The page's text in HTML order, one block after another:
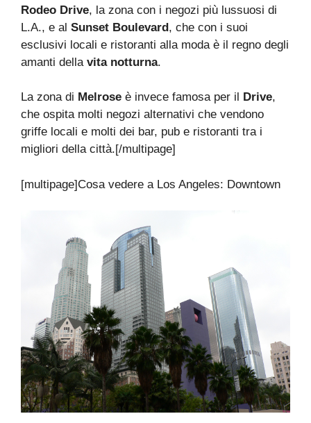
Rodeo Drive, la zona con i negozi più lussuosi di
L.A., e al Sunset Boulevard, che con i suoi
esclusivi locali e ristoranti alla moda è il regno degli
amanti della vita notturna.
La zona di Melrose è invece famosa per il Drive,
che ospita molti negozi alternativi che vendono
griffe locali e molti dei bar, pub e ristoranti tra i
migliori della città.[/multipage]
[multipage]Cosa vedere a Los Angeles: Downtown